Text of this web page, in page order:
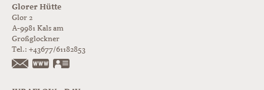
Glorer Hütte
Glor 2
A-9981 Kals am
Großglockner
Tel.: +43677/61182853
https://www.glorer-huette.at/